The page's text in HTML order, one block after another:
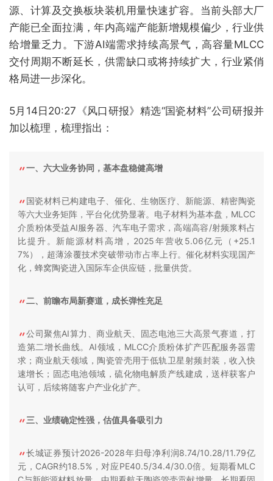
源、计算及交换板块装机用量快速扩容。当前头部大厂
产能已全面拉满，年内高端产能新增规模偏少，行业供
给增量乏力。下游AI端需求持续高景气，高容量MLCC
交付周期不断延长，供需缺口或将持续扩大，行业紧俏
格局进一步深化。
5月14日20:27《风口研报》精选“国瓷材料”公司研报并
加以梳理，梳理指出：
一、六大业务协同，基本盘稳健高增
国瓷材料已构建电子、催化、生物医疗、新能源、精密陶瓷
等六大业务矩阵，平台化优势显著。电子材料为基本盘，MLCC
介质粉体受益AI服务器、汽车电子需求，高端高容/射频浆料占
比提升。新能源材料高增，2025年营收5.06亿元（+25.1
7%），超薄涂覆技术突破带动市占率上行。催化材料实现国产
化，蜂窝陶瓷进入国际车企供应链，批量供货。
二、前瞻布局新赛道，成长弹性充足
公司聚焦AI算力、商业航天、固态电池三大高景气赛道，打
造第二增长曲线。AI领域，MLCC介质粉体扩产匹配服务器需
求；商业航天领域，陶瓷管壳用于低轨卫星射频封装，收入快
速增长；固态电池领域，硫化物电解质产线建成，送样获客户
认可，后续将随客户产业化扩产。
三、业绩确定性强，估值具备吸引力
长城证券预计2026-2028年归母净利润8.74/10.28/11.79亿
元，CAGR约18.5%，对应PE40.5/34.4/30.0倍。短期看MLC